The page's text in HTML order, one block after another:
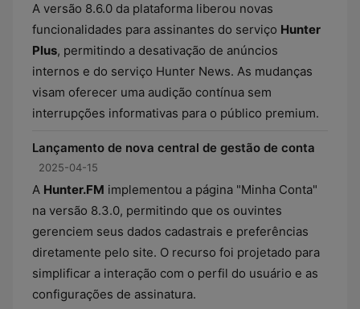
A versão 8.6.0 da plataforma liberou novas
funcionalidades para assinantes do serviço Hunter
Plus, permitindo a desativação de anúncios
internos e do serviço Hunter News. As mudanças
visam oferecer uma audição contínua sem
interrupções informativas para o público premium.
Lançamento de nova central de gestão de conta
2025-04-15
A Hunter.FM implementou a página "Minha Conta"
na versão 8.3.0, permitindo que os ouvintes
gerenciem seus dados cadastrais e preferências
diretamente pelo site. O recurso foi projetado para
simplificar a interação com o perfil do usuário e as
configurações de assinatura.